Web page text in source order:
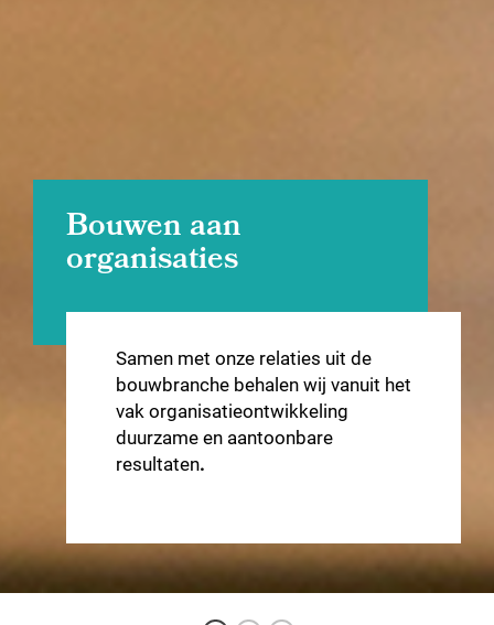
Bouwen aan
organisaties
Samen met onze relaties uit de
bouwbranche behalen wij vanuit het
vak organisatieontwikkeling
duurzame en aantoonbare
resultaten.
Mensen maken het
verschil
Bouwen aan resultaat vergt bouwen
aan mensen. Wij bouwen mee met onze
resultaatgerichte opleidingen en
inspiratiesessies.